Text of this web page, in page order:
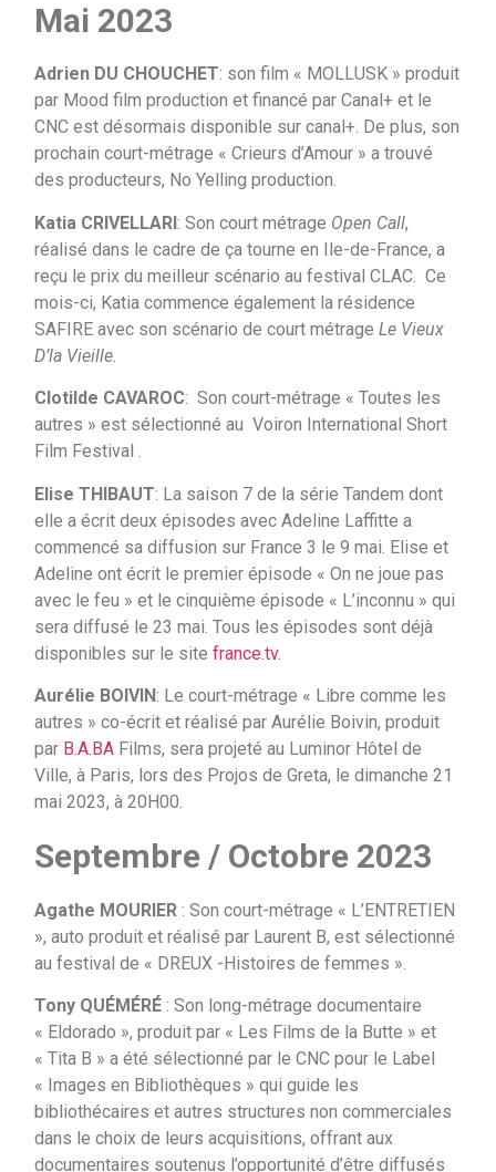
Mai 2023
Adrien DU CHOUCHET: son film « MOLLUSK » produit
par Mood film production et financé par Canal+ et le
CNC est désormais disponible sur canal+. De plus, son
prochain court-métrage « Crieurs d’Amour » a trouvé
des producteurs, No Yelling production.
Katia CRIVELLARI: Son court métrage Open Call,
réalisé dans le cadre de ça tourne en Ile-de-France, a
reçu le prix du meilleur scénario au festival CLAC. Ce
mois-ci, Katia commence également la résidence
SAFIRE avec son scénario de court métrageLe Vieux
D’la Vieille.
Clotilde CAVAROC: Son court-métrage « Toutes les
autres » est sélectionné au Voiron International Short
Film Festival .
Elise THIBAUT: La saison 7 de la série Tandem dont
elle a écrit deux épisodes avec Adeline Laffitte a
commencé sa diffusion sur France 3 le 9 mai. Elise et
Adeline ont écrit le premier épisode « On ne joue pas
avec le feu » et le cinquième épisode « L’inconnu » qui
sera diffusé le 23 mai. Tous les épisodes sont déjà
disponibles sur le sitefrance.tv.
Aurélie BOIVIN: Le court-métrage « Libre comme les
autres » co-écrit et réalisé par Aurélie Boivin, produit
par B.A.BA Films, sera projeté au Luminor Hôtel de
Ville, à Paris, lors des Projos de Greta, le dimanche 21
mai 2023, à 20H00.
Septembre / Octobre 2023
Agathe MOURIER: Son court-métrage « L’ENTRETIEN
», auto produit et réalisé par Laurent B, est sélectionné
au festival de « DREUX -Histoires de femmes ».
Tony QUÉMÉRÉ: Son long-métrage documentaire
« Eldorado », produit par « Les Films de la Butte » et
« Tita B » a été sélectionné par le CNC pour le Label
« Images en Bibliothèques » qui guide les
bibliothécaires et autres structures non commerciales
dans le choix de leurs acquisitions, offrant aux
documentaires soutenus l’opportunité d’être diffusés